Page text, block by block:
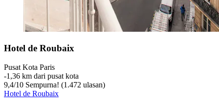
Hotel de Roubaix
Pusat Kota Paris
‐1,36 km dari pusat kota
9,4/10 Sempurna! (1.472 ulasan)
Hotel de Roubaix